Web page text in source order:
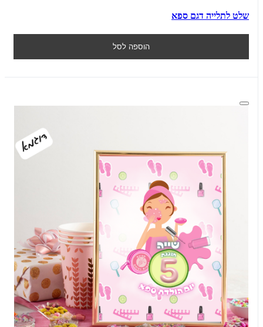
שלט לתלייה דגם ספא
הוספה לסל